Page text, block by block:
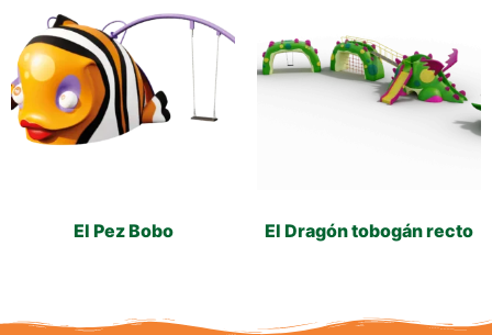
El Pez Bobo El Dragón tobogán recto